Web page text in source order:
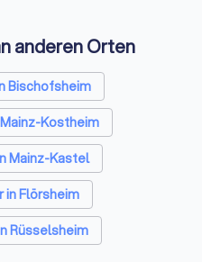
am Main
Hochheim am Main
anderen Orten
Bischofsheim
Kostheim
Mainz-Kastel
in Flörsheim
Rüsselsheim